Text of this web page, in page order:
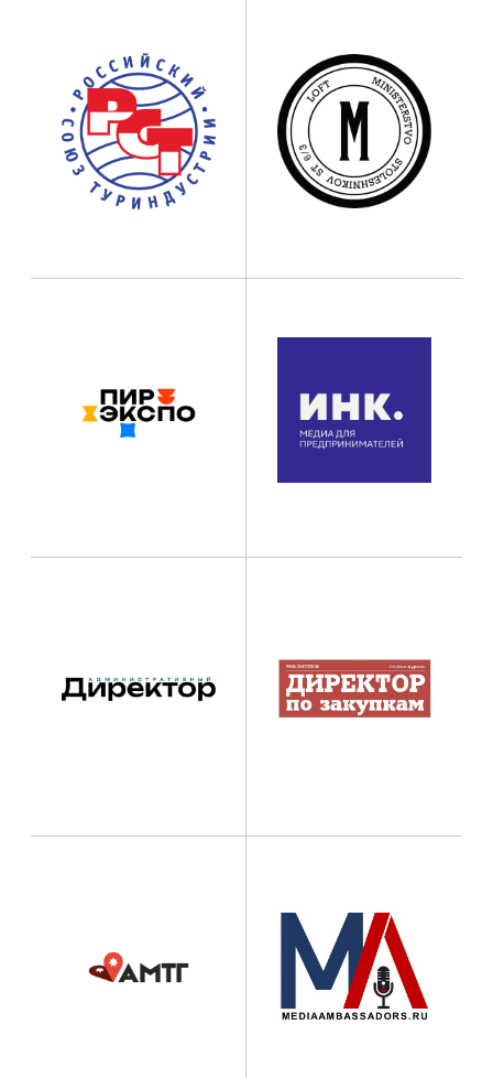
ВЫБЕРИТЕ ПАРТНЕРСКИЙ
СТАТУС